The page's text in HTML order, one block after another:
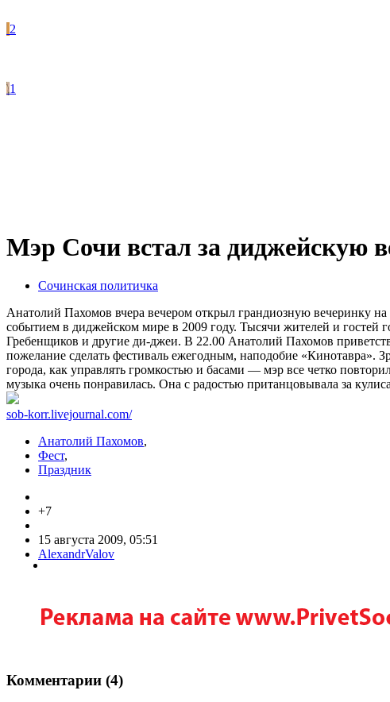
2
1
Мэр Сочи встал за диджейскую
Сочинская политичка
Анатолий Пахомов вчера вечером открыл грандиозную вечеринку
событием в диджейском мире в 2009 году. Тысячи жителей и гостей
Гребенщиков и другие ди-джеи. В 22.00 Анатолий Пахомов
пожелание сделать фестиваль ежегодным, наподобие
города, как управлять громкостью и басами — мэр все четко
музыка очень понравилась. Она с радостью пританцовывала за
sob-korr.livejournal.com/
Анатолий Пахомов,
Фест,
Праздник
+7
15 августа 2009, 05:51
AlexandrValov
Комментарии (4)